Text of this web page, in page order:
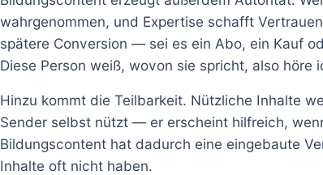
wahrgenommen, und Expertise schafft
spätere Conversion — sei es ein Abo, ein Kauf
Diese Person weiß, wovon sie spricht, also höre
Hinzu kommt die Teilbarkeit. Nützliche Inhalte
Sender selbst nützt — er erscheint hilfreich,
Bildungscontent hat dadurch eine eingebaute
Inhalte oft nicht haben.